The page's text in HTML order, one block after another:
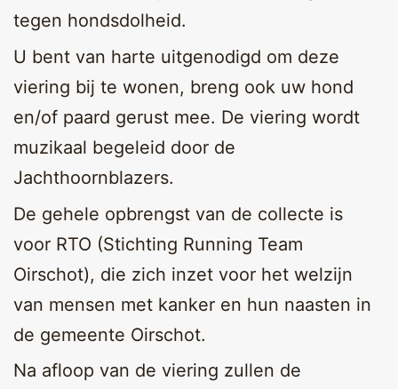
tegen hondsdolheid.
U bent van harte uitgenodigd om deze
viering bij te wonen, breng ook uw hond
en/of paard gerust mee. De viering wordt
muzikaal begeleid door de
Jachthoornblazers.
De gehele opbrengst van de collecte is
voor RTO (Stichting Running Team
Oirschot), die zich inzet voor het welzijn
van mensen met kanker en hun naasten in
de gemeente Oirschot.
Na afloop van de viering zullen de